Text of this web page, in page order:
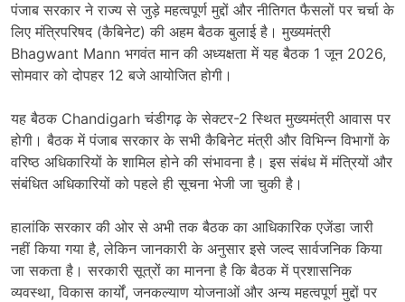
पंजाब सरकार ने राज्य से जुड़े महत्वपूर्ण मुद्दों और नीतिगत फैसलों पर चर्चा के
लिए मंत्रिपरिषद (कैबिनेट) की अहम बैठक बुलाई है। मुख्यमंत्री
Bhagwant Mann भगवंत मान की अध्यक्षता में यह बैठक 1 जून 2026,
सोमवार को दोपहर 12 बजे आयोजित होगी।
यह बैठक Chandigarh चंडीगढ़ के सेक्टर-2 स्थित मुख्यमंत्री आवास पर
होगी। बैठक में पंजाब सरकार के सभी कैबिनेट मंत्री और विभिन्न विभागों के
वरिष्ठ अधिकारियों के शामिल होने की संभावना है। इस संबंध में मंत्रियों और
संबंधित अधिकारियों को पहले ही सूचना भेजी जा चुकी है।
हालांकि सरकार की ओर से अभी तक बैठक का आधिकारिक एजेंडा जारी
नहीं किया गया है, लेकिन जानकारी के अनुसार इसे जल्द सार्वजनिक किया
जा सकता है। सरकारी सूत्रों का मानना है कि बैठक में प्रशासनिक
व्यवस्था, विकास कार्यों, जनकल्याण योजनाओं और अन्य महत्वपूर्ण मुद्दों पर